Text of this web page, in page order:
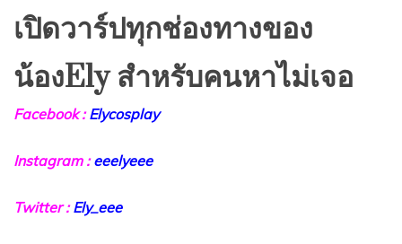
เปิดวาร์ปทุกช่องทางของ
น้องEly สำหรับคนหาไม่เจอ
Facebook :Elycosplay
Instagram :eeelyeee
Twitter :Ely_eee